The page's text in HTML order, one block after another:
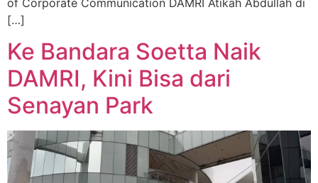
[…]
Ke Bandara Soetta Naik
DAMRI, Kini Bisa dari
Senayan Park